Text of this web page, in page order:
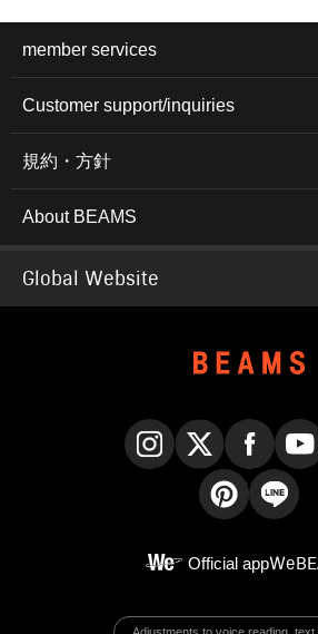
member services
Customer support/inquiries
規約・方針
About BEAMS
Global Website
Official app
Adjustments to voice reading, text